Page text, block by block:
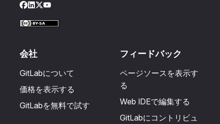
Facebook
LinkedIn
Twitter
YouTube
会社
GitLabについて
価格を表示する
GitLabを無料で試す
フィードバック
ページソースを表示す
る
Web IDEで編集する
GitLabにコントリビュ